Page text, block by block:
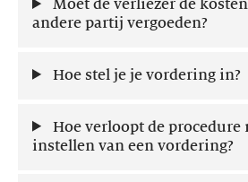
Moet de verliezer de
andere partij vergoeden?
Hoe stel je je vordering in?
Hoe verloopt de procedure
instellen van een vordering?